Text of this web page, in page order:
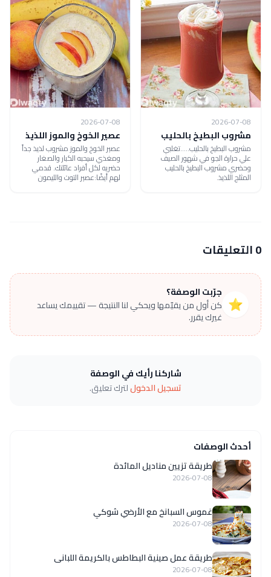
2026-07-08
مشروب البطيخ بالحليب
مشروب البطيخ بالحليب.....تغلبي
علي حرارة الجو في شهور الصيف
وحضري مشروب البطيخ بالحليب
المثلج اللذيذ.
2026-07-08
عصير الخوخ والموز اللذيذ
عصير الخوخ والموز مشروب لذيذ جداً
ومغذي سيحبه الكبار والصغار
حضريه لكل أفراد عائلتك. قدمي
لهم أيضًا:عصير التوت والليمون
0 التعليقات
⭐
جرّبت الوصفة؟
كن أول من يقيّمها ويحكي لنا النتيجة — تقييمك يساعد
غيرك يقرر.
شاركنا رأيك في الوصفة
تسجيل الدخوللترك تعليق.
أحدث الوصفات
طريقة تزيين مناديل المائدة
2026-07-08
غموس السبانخ مع الأرضي شوكي
2026-07-08
طريقة عمل صينية البطاطس بالكريمة اللبانى
2026-07-08